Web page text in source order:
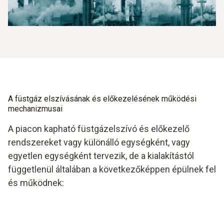
A nedvesség egyes érzékelőkkel pontatlan
használatra, de egy analitikai érzékelő egység is
használható számos mintavételi ponttal (a gázkörre
való átkapcsoláson keresztül), hogy egynél több
A füstgáz elszívásának és előkezelésének működési
mechanizmusai
A piacon kapható füstgázelszívó és előkezelő
rendszereket vagy különálló egységként, vagy
egyetlen egységként tervezik, de a kialakítástól
függetlenül általában a következőképpen épülnek fel
és működnek: